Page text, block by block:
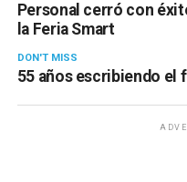
Personal cerró con
la Feria Smart
DON'T MISS
55 años escribiendo el